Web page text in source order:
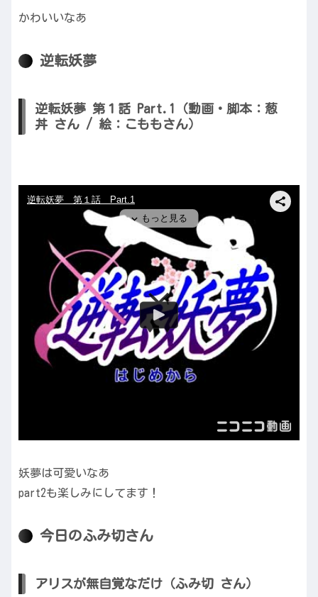
かわいいなあ
逆転妖夢
逆転妖夢 第１話 Part.1（動画・脚本：葱
丼 さん / 絵：こももさん）
妖夢は可愛いなあ
part2も楽しみにしてます！
今日のふみ切さん
アリスが無自覚なだけ（ふみ切 さん）